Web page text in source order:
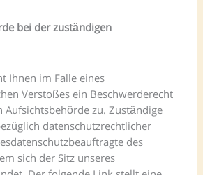
bei der zuständigen
Ihnen im Falle eines
Verstoßes ein Beschwerderecht
Aufsichtsbehörde zu. Zuständige
datenschutzrechtlicher
des
sich der Sitz unseres